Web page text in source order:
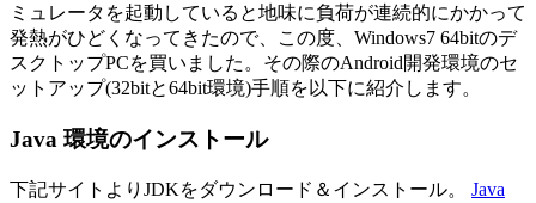
ミュレータを起動していると地味に負荷が連続的にかかって
発熱がひどくなってきたので、この度、Windows7 64bitのデ
スクトップPCを買いました。その際のAndroid開発環境のセ
ットアップ(32bitと64bit環境)手順を以下に紹介します。
Java 環境のインストール
下記サイトよりJDKをダウンロード＆インストール。 Java